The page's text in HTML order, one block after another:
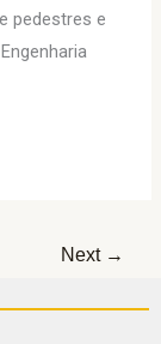
pedestres e
Next →